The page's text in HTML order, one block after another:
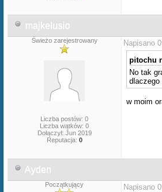
majkelusio
Świeżo zarejestrowany
Liczba postów: 0
Liczba wątków: 0
Dołączył: Jun 2019
Reputacja: 0
Napisano
pitochu
No tak
dlaczego
w moim
Ayden
Początkujący
Napisano